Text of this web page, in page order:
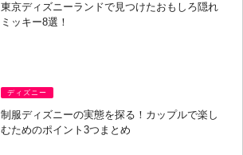
東京ディズニーランドで見つけたおもしろ隠れ
ミッキー8選！
ディズニー
制服ディズニーの実態を探る！カップルで楽し
むためのポイント3つまとめ